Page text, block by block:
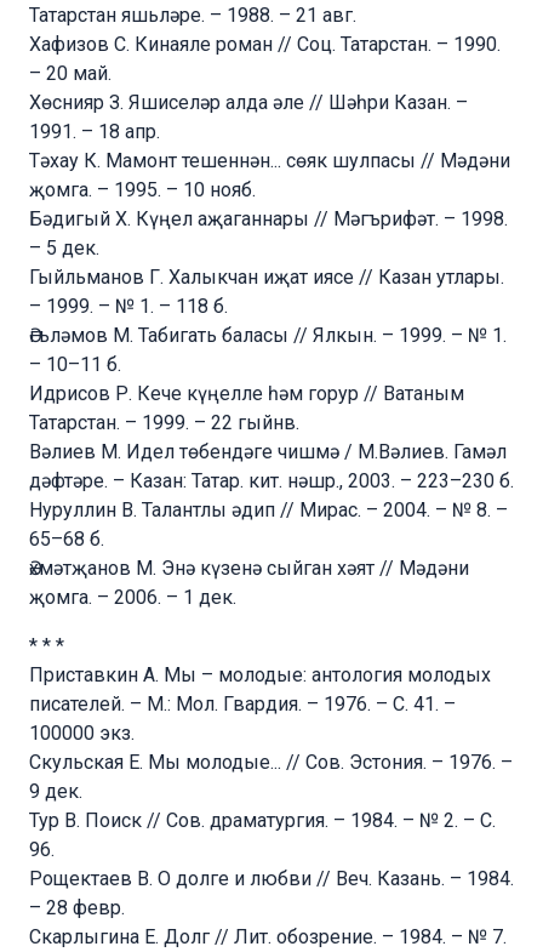
Татарстан яшьләре. – 1988. – 21 авг.
Хафизов С. Кинаяле роман // Соц. Татарстан. – 1990.
– 20 май.
Хөснияр З. Яшиселәр алда әле // Шәһри Казан. –
1991. – 18 апр.
Тәхау К. Мамонт тешеннән... сөяк шулпасы // Мәдәни
җомга. – 1995. – 10 нояб.
Бәдигый Х. Күңел аҗаганнары // Мәгърифәт. – 1998.
– 5 дек.
Гыйльманов Г. Халыкчан иҗат иясе // Казан утлары.
– 1999. – № 1. – 118 б.
Әгъләмов М. Табигать баласы // Ялкын. – 1999. – № 1.
– 10–11 б.
Идрисов Р. Кече күңелле һәм горур // Ватаным
Татарстан. – 1999. – 22 гыйнв.
Вәлиев М. Идел төбендәге чишмә / М.Вәлиев. Гамәл
дәфтәре. – Казан: Татар. кит. нәшр., 2003. – 223–230 б.
Нуруллин В. Талантлы әдип // Мирас. – 2004. – № 8. –
65–68 б.
Әхмәтҗанов М. Энә күзенә сыйган хәят // Мәдәни
җомга. – 2006. – 1 дек.
* * *
Приставкин А. Мы – молодые: антология молодых
писателей. – М.: Мол. Гвардия. – 1976. – С. 41. –
100000 экз.
Скульская Е. Мы молодые... // Сов. Эстония. – 1976. –
9 дек.
Тур В. Поиск // Сов. драматургия. – 1984. – № 2. – С.
96.
Рощектаев В. О долге и любви // Веч. Казань. – 1984.
– 28 февр.
Скарлыгина Е. Долг // Лит. обозрение. – 1984. – № 7.